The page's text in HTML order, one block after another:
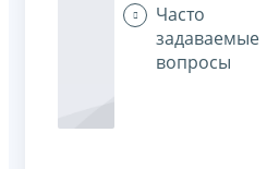
Часто
задаваемые
вопросы